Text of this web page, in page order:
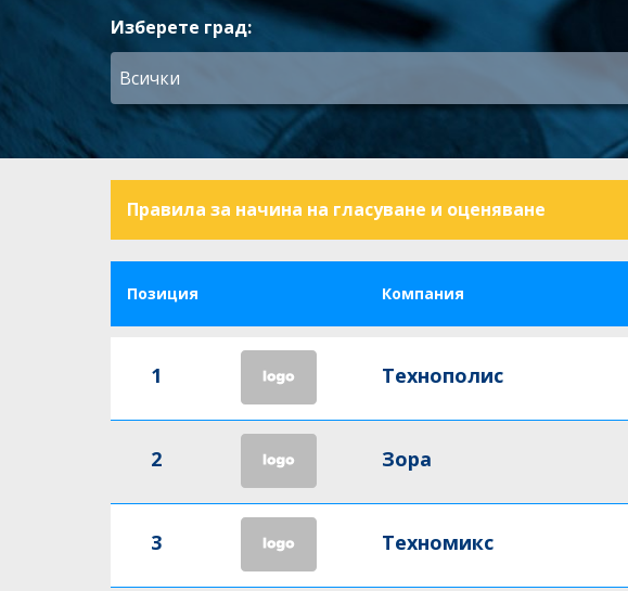
Изберете град:
Правила за начина на гласуване и оценяване
Позиция Компания
1 Технополис
2 Зора
3 Техномикс